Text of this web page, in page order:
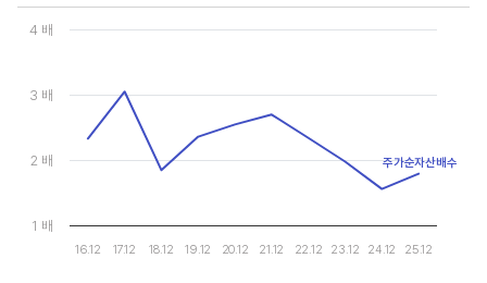
주가수익배수(PER) 차트와 함께 분석하면 더 유용합니다.
Chart
Line chart with 10 data points.
The chart has 1 Y axis displaying values. Data ranges from
16.12 17.12 18.12 19.12 20.12 21.12 22.12 23.12 24.12 25.12
1 배
2 배
3 배
4 배
주가순자산배수